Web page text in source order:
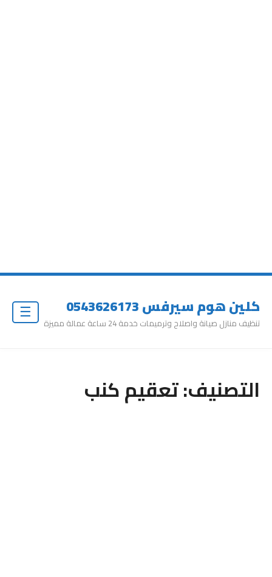
كلين هوم سيرفس 0543626173
تنظيف منازل صيانة واصلاح وترميمات خدمة 24 ساعة عمالة مميزة
التصنيف:تعقيم كنب